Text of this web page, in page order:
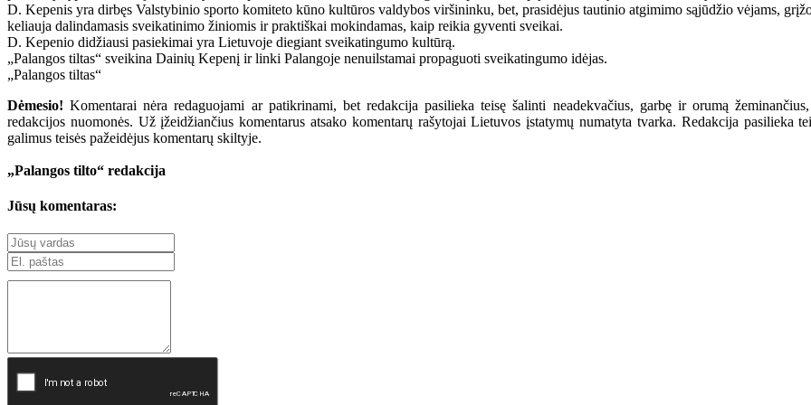
D. Kepenis yra dirbęs Valstybinio sporto komiteto kūno kultūros valdybos viršininku, bet, prasidėjus tautinio atgimimo sąjūdžio vėjams,
keliauja dalindamasis sveikatinimo žiniomis ir praktiškai mokindamas, kaip reikia gyventi sveikai.
D. Kepenio didžiausi pasiekimai yra Lietuvoje diegiant sveikatingumo kultūrą.
„Palangos tiltas“ sveikina Dainių Kepenį ir linki Palangoje nenuilstamai propaguoti sveikatingumo idėjas.
„Palangos tiltas“
Dėmesio! Komentarai nėra redaguojami ar patikrinami, bet redakcija pasilieka teisę šalinti neadekvačius, garbę ir orumą
redakcijos nuomonės. Už įžeidžiančius komentarus atsako komentarų rašytojai Lietuvos įstatymų numatyta tvarka. Redakcija pasilieka
galimus teisės pažeidėjus komentarų skiltyje.
„Palangos tilto“ redakcija
Jūsų komentaras: